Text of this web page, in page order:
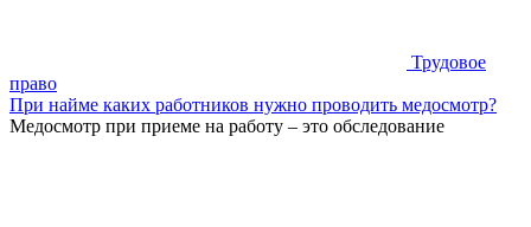
Трудовое
право
При найме каких работников нужно проводить медосмотр?
Медосмотр при приеме на работу – это обследование